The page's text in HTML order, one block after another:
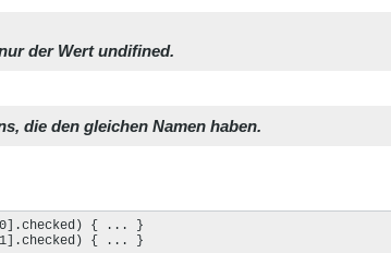
der Wert undifined.
die den gleichen Namen haben.
{ ... }
{ ... }